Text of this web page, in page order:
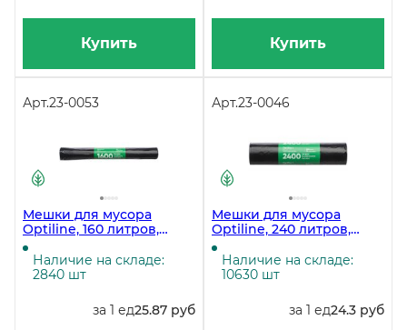
Купить Купить
Арт.23-0053
Мешки для мусора
Optiline, 160 литров,
90х110 см, 50 мкм,
черные, в рулоне 10
штук
Наличие на складе:
2840 шт
за 1 ед25.87 руб
Арт.23-0046
Мешки для мусора
Optiline, 240 литров,
100х140 см, 35 мкм,
черные, 10 штук в
рулоне
Наличие на складе:
10630 шт
за 1 ед24.3 руб